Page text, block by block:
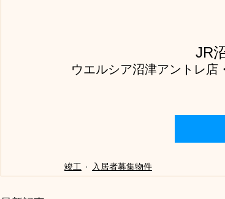
JR
ウエルシア沼津アントレ店 ・
竣工 入居者募集物件